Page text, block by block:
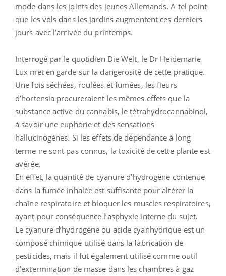
mode dans les joints des jeunes Allemands. A tel point
que les vols dans les jardins augmentent ces derniers
jours avec l’arrivée du printemps.
Interrogé par le quotidien Die Welt, le Dr Heidemarie
Lux met en garde sur la dangerosité de cette pratique.
Une fois séchées, roulées et fumées, les fleurs
d’hortensia procureraient les mêmes effets que la
substance active du cannabis, le tétrahydrocannabinol,
à savoir une euphorie et des sensations
hallucinogènes. Si les effets de dépendance à long
terme ne sont pas connus, la toxicité de cette plante est
avérée.
En effet, la quantité de cyanure d’hydrogène contenue
dans la fumée inhalée est suffisante pour altérer la
chaîne respiratoire et bloquer les muscles respiratoires,
ayant pour conséquence l’asphyxie interne du sujet.
Le cyanure d’hydrogène ou acide cyanhydrique est un
composé chimique utilisé dans la fabrication de
pesticides, mais il fut également utilisé comme outil
d’extermination de masse dans les chambres à gaz